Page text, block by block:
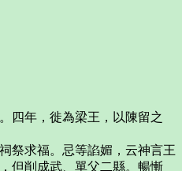
四年，徙為梁王，以陳留之
祭求福。忌等諂媚，云神言王
但削成武、單父二縣。暢慚